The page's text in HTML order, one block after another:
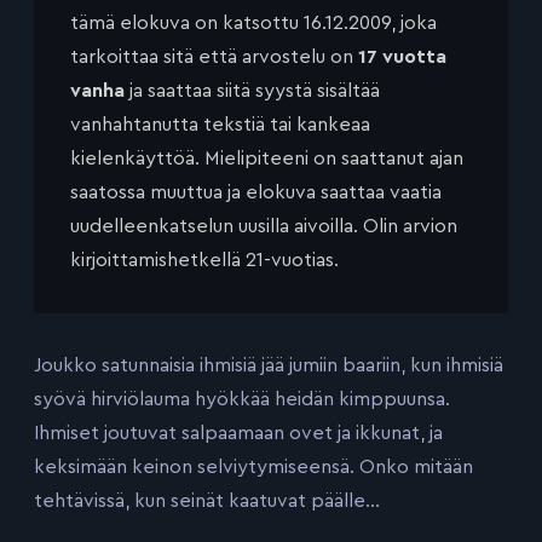
tämä elokuva on katsottu 16.12.2009, joka
tarkoittaa sitä että arvostelu on 17 vuotta
vanha ja saattaa siitä syystä sisältää
vanhahtanutta tekstiä tai kankeaa
kielenkäyttöä. Mielipiteeni on saattanut ajan
saatossa muuttua ja elokuva saattaa vaatia
uudelleenkatselun uusilla aivoilla. Olin arvion
kirjoittamishetkellä 21-vuotias.
Joukko satunnaisia ihmisiä jää jumiin baariin, kun ihmisiä
syövä hirviölauma hyökkää heidän kimppuunsa.
Ihmiset joutuvat salpaamaan ovet ja ikkunat, ja
keksimään keinon selviytymiseensä. Onko mitään
tehtävissä, kun seinät kaatuvat päälle…